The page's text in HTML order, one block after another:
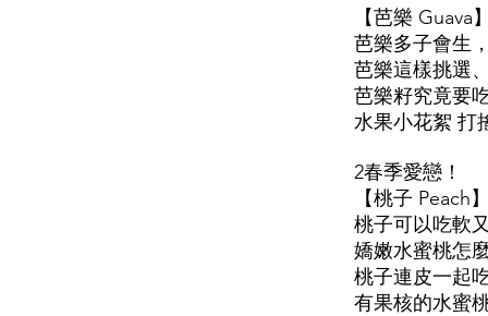
【芭樂
芭樂多子會生
芭樂這樣挑選
芭樂籽究竟要
水果小花絮 打
2春季愛戀！
【桃子 Peach
桃子可以吃軟
嬌嫩水蜜桃怎
桃子連皮一起
有果核的水蜜